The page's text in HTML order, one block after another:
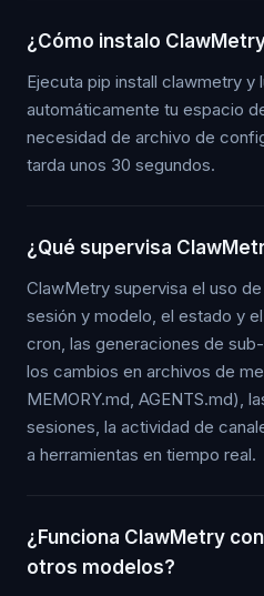
¿Cómo instalo
Ejecuta pip install clawmetry
automáticamente tu espacio
necesidad de archivo de
tarda unos 30 segundos.
¿Qué supervisa
ClawMetry supervisa el uso
sesión y modelo, el estado y
cron, las generaciones de
los cambios en archivos de
MEMORY.md, AGENTS.md),
sesiones, la actividad de
a herramientas en tiempo real.
¿Funciona ClawMetry
otros modelos?